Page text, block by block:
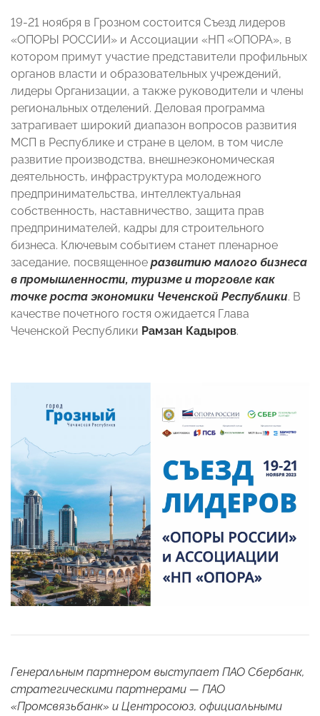
19-21 ноября в Грозном состоится Съезд лидеров
«ОПОРЫ РОССИИ» и Ассоциации «НП «ОПОРА», в
котором примут участие представители профильных
органов власти и образовательных учреждений,
лидеры Организации, а также руководители и члены
региональных отделений. Деловая программа
затрагивает широкий диапазон вопросов развития
МСП в Республике и стране в целом, в том числе
развитие производства, внешнеэкономическая
деятельность, инфраструктура молодежного
предпринимательства, интеллектуальная
собственность, наставничество, защита прав
предпринимателей, кадры для строительного
бизнеса. Ключевым событием станет пленарное
заседание, посвященное развитию малого бизнеса
в промышленности, туризме и торговле как
точке роста экономики Чеченской Республики. В
качестве почетного гостя ожидается Глава
Чеченской Республики Рамзан Кадыров.
Генеральным партнером выступает ПАО Сбербанк,
стратегическими партнерами — ПАО
«Промсвязьбанк» и Центросоюз, официальными